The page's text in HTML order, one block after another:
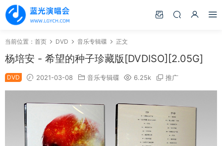
当前位置： 首页 DVD 音乐专辑碟 正文
杨培安 - 希望的种子珍藏版[DVDISO][2.05G]
DVD 2021-03-08 音乐专辑碟 6.25k 推广